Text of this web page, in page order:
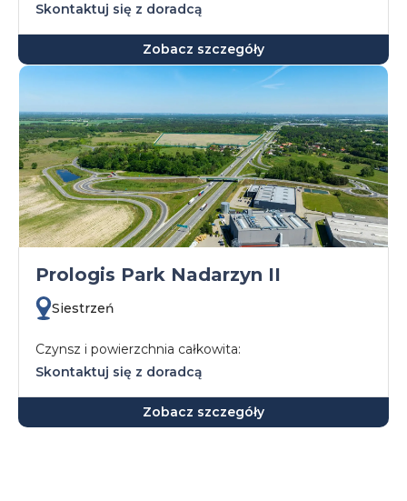
Skontaktuj się z doradcą
Zobacz szczegóły
Prologis Park Nadarzyn II
Siestrzeń
Czynsz i powierzchnia całkowita:
Skontaktuj się z doradcą
Zobacz szczegóły